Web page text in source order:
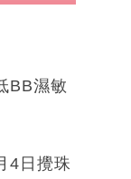
BB濕敏
4日攪珠